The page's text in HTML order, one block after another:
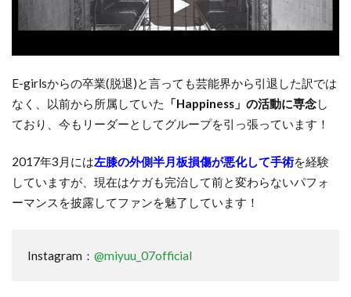
E-girlsからの卒業(脱退)と言っても芸能界から引退した訳では
なく、以前から所属していた
「Happiness」の活動に専念し
ており、今もリーダーとしてグループを引っ張っています！
2017年3月には左膝の外側半月板損傷が悪化して手術を経験
していますが、現在はケガも完治して前と変わらないパフォ
ーマンスを披露してファンを魅了しています！
Instagram： @miyuu_07official